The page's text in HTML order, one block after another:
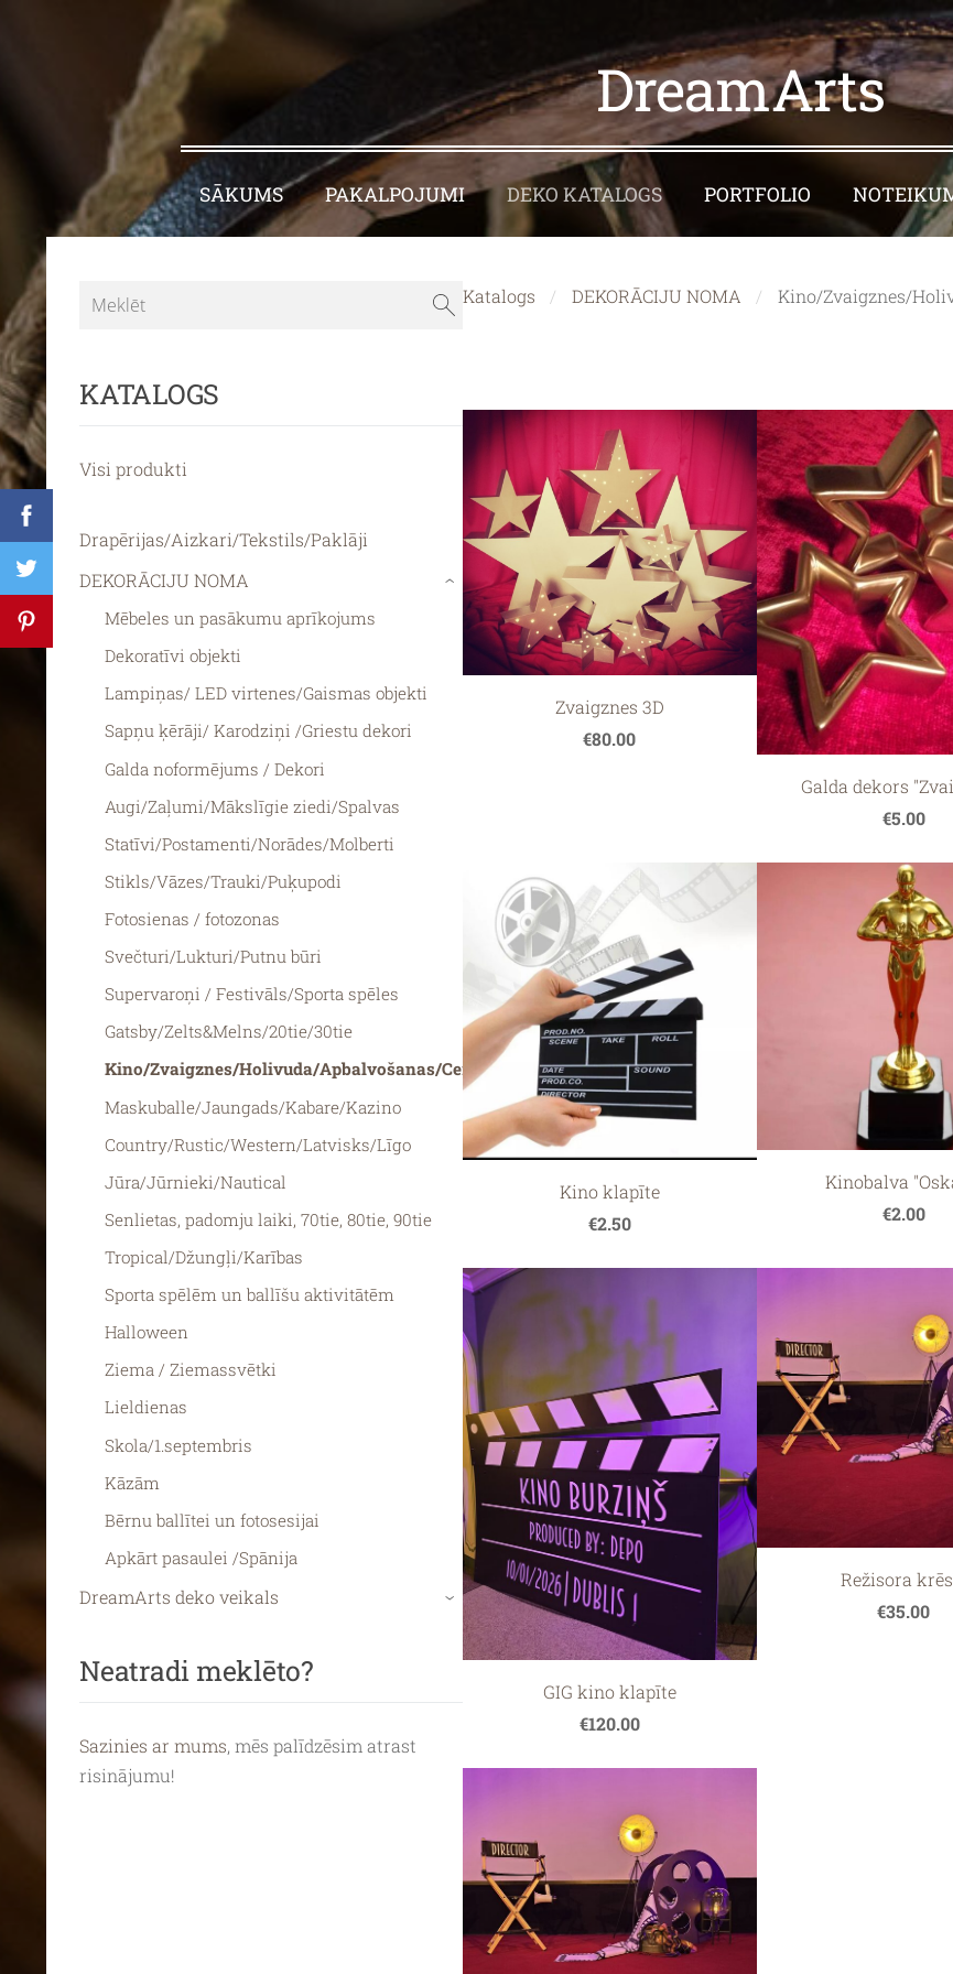
DreamArts
SĀKUMS PAKALPOJUMI DEKO KATALOGS PORTFOLIO
KATALOGS
Visi produkti
Drapērijas/Aizkari/Tekstils/Paklāji
DEKORĀCIJU NOMA
Mēbeles un pasākumu aprīkojums
Dekoratīvi objekti
Lampiņas/ LED virtenes/Gaismas objekti
Sapņu ķērāji/ Karodziņi /Griestu dekori
Galda noformējums / Dekori
Augi/Zaļumi/Mākslīgie ziedi/Spalvas
Statīvi/Postamenti/Norādes/Molberti
Stikls/Vāzes/Trauki/Puķupodi
Fotosienas / fotozonas
Svečturi/Lukturi/Putnu būri
Supervaroņi / Festivāls/Sporta spēles
Gatsby/Zelts&Melns/20tie/30tie
Kino/Zvaigznes/Holivuda/Apbalvošanas/Ceremonijas
Maskuballe/Jaungads/Kabare/Kazino
Country/Rustic/Western/Latvisks/Līgo
Jūra/Jūrnieki/Nautical
Senlietas, padomju laiki, 70tie, 80tie, 90tie
Tropical/Džungļi/Karības
Sporta spēlēm un ballīšu aktivitātēm
Halloween
Ziema / Ziemassvētki
Lieldienas
Skola/1.septembris
Kāzām
Bērnu ballītei un fotosesijai
Apkārt pasaulei /Spānija
›
DreamArts deko veikals ›
Neatradi meklēto?
Sazinies ar mums, mēs palīdzēsim atrast
risinājumu!
Katalogs DEKORĀCIJU NOMA
Kino/Zvaigznes/
Zvaigznes 3D
€80.00
Galda dekors
€5.00
Kino klapīte
€2.50
Kinobalva
€2.00
GIG kino klapīte
€120.00
Režisora
€35.00